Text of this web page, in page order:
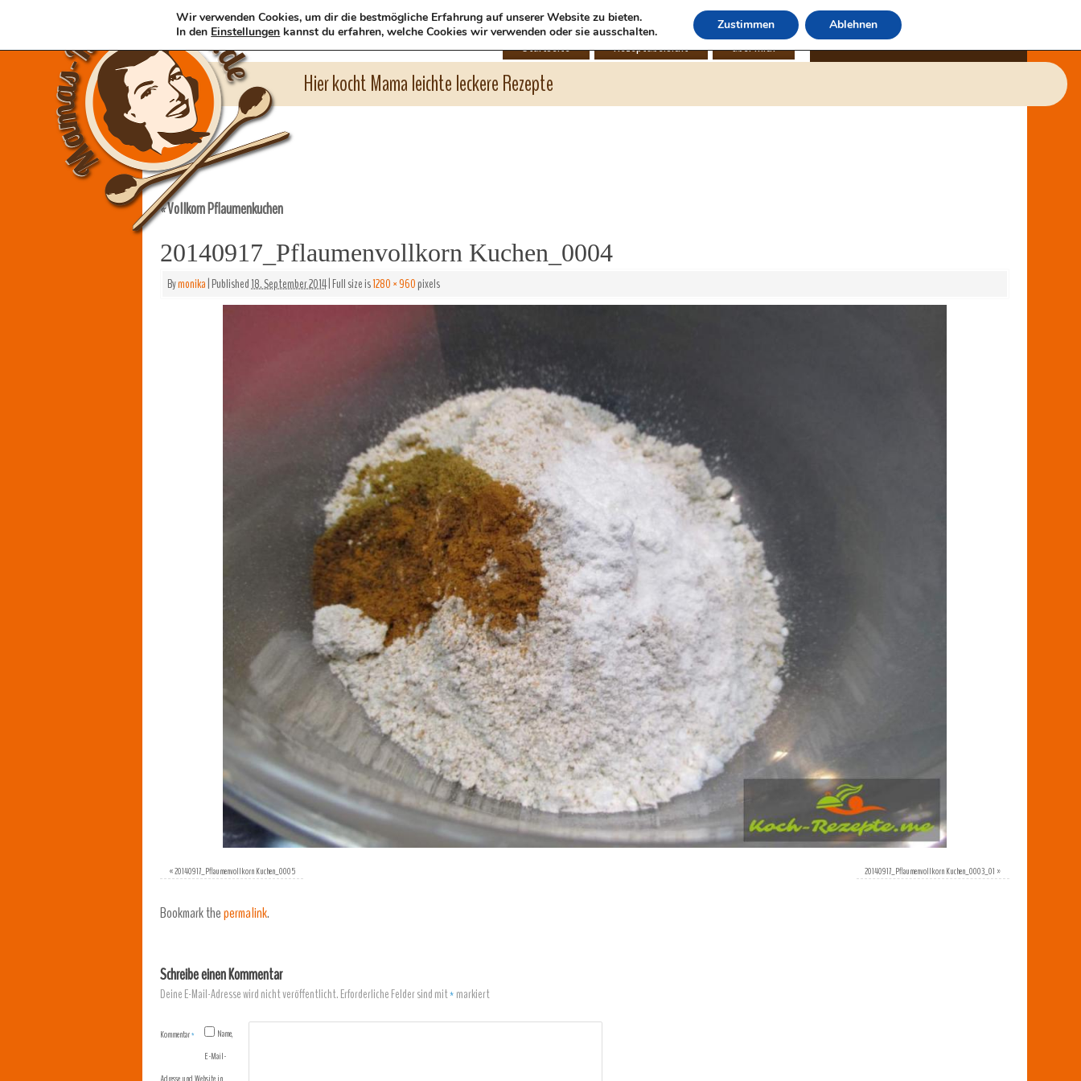
Hier kocht Mama leichte leckere Rezepte
Startseite Rezeptübersicht über mich
«Vollkorn Pflaumenkuchen
20140917_Pflaumenvollkorn Kuchen_0004
Bymonika|Published18. September 2014|Full size is1280 × 960pixels
«20140917_Pflaumenvollkorn Kuchen_0005 20140917_Pflaumenvollkorn Kuchen_0003_01 »
Bookmark thepermalink.
Schreibe einen Kommentar
Deine E-Mail-Adresse wird nicht veröffentlicht.Erforderliche Felder sind mit*markiert
Kommentar*
Name,
E-Mail-
Wir verwenden Cookies, um dir die bestmögliche Erfahrung auf unserer Website zu bieten.
In den Einstellungen kannst du erfahren, welche Cookies wir verwenden oder sie ausschalten. Zustimmen Ablehnen